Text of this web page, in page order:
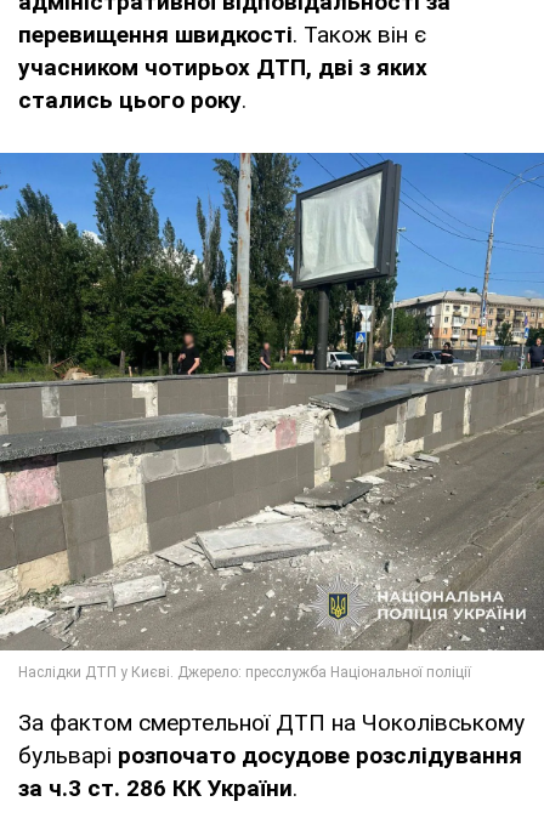
перевищення швидкості. Також він є
учасником чотирьох ДТП, дві з яких
стались цього року.
За фактом смертельної ДТП на Чоколівському
бульварі розпочато досудове розслідування
за ч.3 ст. 286 КК України.